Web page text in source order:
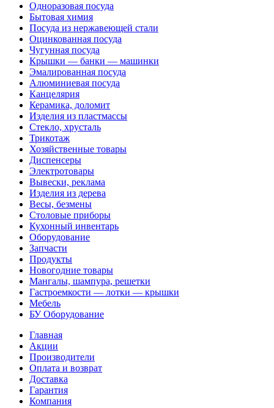
Одноразовая посуда
Бытовая химия
Посуда из нержавеющей стали
Оцинкованная посуда
Чугунная посуда
Крышки — банки — машинки
Эмалированная посуда
Алюминиевая посуда
Канцелярия
Керамика, доломит
Изделия из пластмассы
Стекло, хрусталь
Трикотаж
Хозяйственные товары
Диспенсеры
Электротовары
Вывески, реклама
Изделия из дерева
Весы, безмены
Столовые приборы
Кухонный инвентарь
Оборудование
Запчасти
Продукты
Новогодние товары
Мангалы, шампура, решетки
Гастроемкости — лотки — крышки
Мебель
БУ Оборудование
Главная
Акции
Производители
Оплата и возврат
Доставка
Гарантия
Компания